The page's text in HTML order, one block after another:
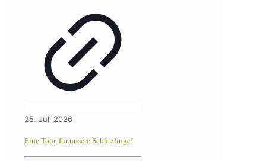
25. Juli 2026
Eine Tour, für unsere Schützlinge!